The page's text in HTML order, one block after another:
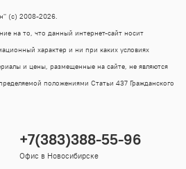
+7(383)388-55-96
Офис в Новосибирске
(с) 2008-2026.
на то, что данный интернет-сайт носит
характер и ни при каких условиях
и цены, размещенные на сайте, не являются
положениями Статьи 437 Гражданского